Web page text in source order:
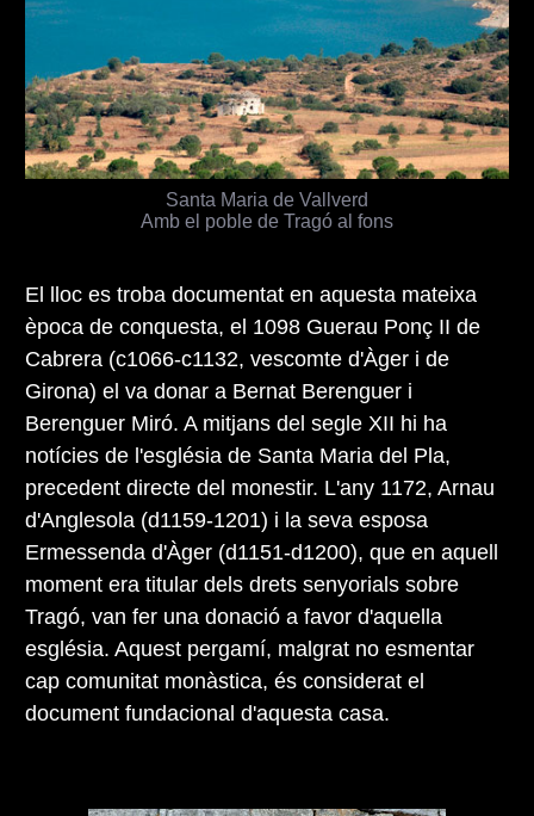
Santa Maria de Vallverd
Amb el poble de Tragó al fons
El lloc es troba documentat en aquesta mateixa
època de conquesta, el 1098 Guerau Ponç II de
Cabrera (c1066-c1132, vescomte d'Àger i de
Girona) el va donar a Bernat Berenguer i
Berenguer Miró. A mitjans del segle XII hi ha
notícies de l'església de Santa Maria del Pla,
precedent directe del monestir. L'any 1172, Arnau
d'Anglesola (d1159-1201) i la seva esposa
Ermessenda d'Àger (d1151-d1200), que en aquell
moment era titular dels drets senyorials sobre
Tragó, van fer una donació a favor d'aquella
església. Aquest pergamí, malgrat no esmentar
cap comunitat monàstica, és considerat el
document fundacional d'aquesta casa.